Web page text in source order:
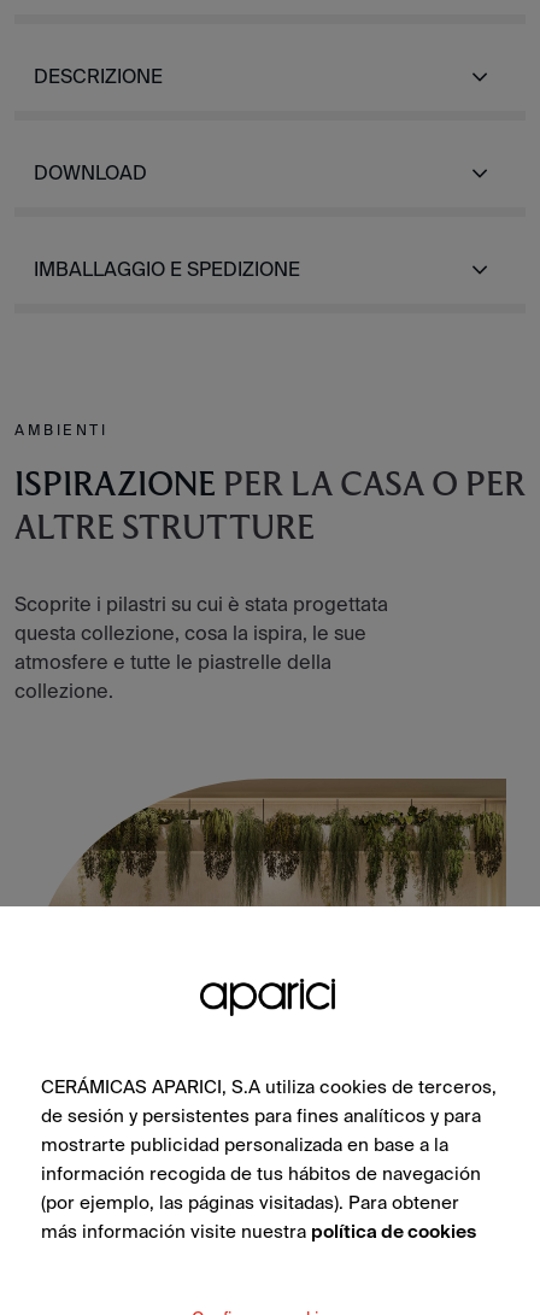
DESCRIZIONE
DOWNLOAD
IMBALLAGGIO E SPEDIZIONE
AMBIENTI
ISPIRAZIONE PER LA CASA O PER
ALTRE STRUTTURE
Scoprite i pilastri su cui è stata progettata
questa collezione, cosa la ispira, le sue
atmosfere e tutte le piastrelle della
collezione.
Book Green Blind Natural 50X100
CERÁMICAS APARICI, S.A utiliza cookies de terceros,
de sesión y persistentes para fines analíticos y para
mostrarte publicidad personalizada en base a la
información recogida de tus hábitos de navegación
(por ejemplo, las páginas visitadas). Para obtener
más información visite nuestra política de cookies